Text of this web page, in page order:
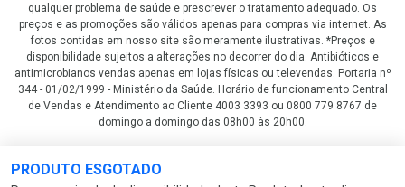
PRODUTO ESGOTADO
qualquer problema de saúde e prescrever o tratamento adequado. Os
preços e as promoções são válidos apenas para compras via internet. As
fotos contidas em nosso site são meramente ilustrativas. *Preços e
disponibilidade sujeitos a alterações no decorrer do dia. Antibióticos e
antimicrobianos vendas apenas em lojas físicas ou televendas. Portaria nº
344 - 01/02/1999 - Ministério da Saúde. Horário de funcionamento Central
de Vendas e Atendimento ao Cliente 4003 3393 ou 0800 779 8767 de
domingo a domingo das 08h00 às 20h00.
LGPD Aceite os Cookies